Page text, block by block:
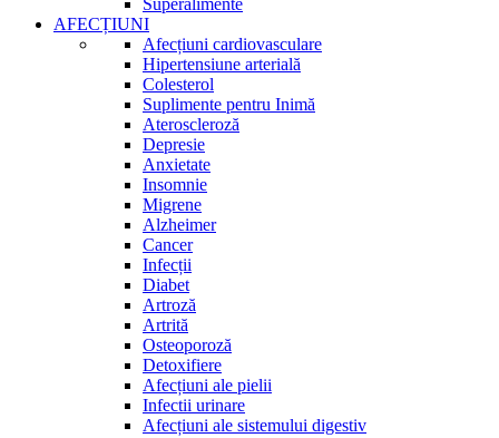
Superalimente
AFECȚIUNI
Afecțiuni cardiovasculare
Hipertensiune arterială
Colesterol
Suplimente pentru Inimă
Ateroscleroză
Depresie
Anxietate
Insomnie
Migrene
Alzheimer
Cancer
Infecții
Diabet
Artroză
Artrită
Osteoporoză
Detoxifiere
Afecțiuni ale pielii
Infectii urinare
Afecțiuni ale sistemului digestiv